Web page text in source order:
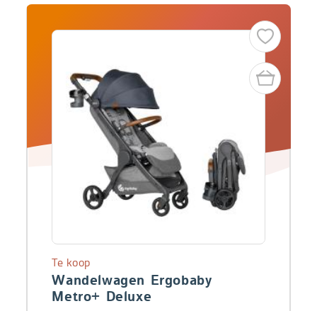
Wandelwagen Ergobaby
Metro+ Deluxe
Te koop